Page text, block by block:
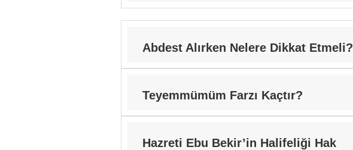
Abdest Alırken Nelere Dikkat Etmeli?
Teyemmümüm Farzı Kaçtır?
Hazreti Ebu Bekir’in Halifeliği Hak